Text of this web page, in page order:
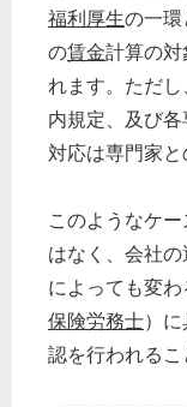
福利厚生の一環
の賃金計算の
れます。ただ
内規定、及び
対応は専門家と
このようなケ
はなく、会社
によっても変
保険労務士）
認を行われるこ